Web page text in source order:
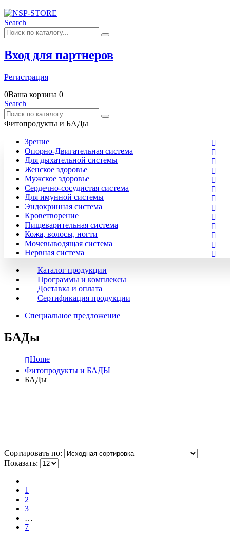
Search
Вход для партнеров
Регистрация
0Ваша корзина 0
Search
Фитопродукты и БАДы
Зрение
Опорно-Двигательная система
Для дыхательной системы
Женское здоровье
Мужское здоровье
Сердечно-сосудистая система
Для имунной системы
Эндокринная система
Кроветворение
Пищеварительная система
Кожа, волосы, ногти
Мочевыводящая система
Нервная система
Каталог продукции
Программы и комплексы
Доставка и оплата
Сертификация продукции
Специальное предложение
БАДы
Home
Фитопродукты и БАДЫ
БАДы
Сортировать по:
Показать:
1
2
3
…
7